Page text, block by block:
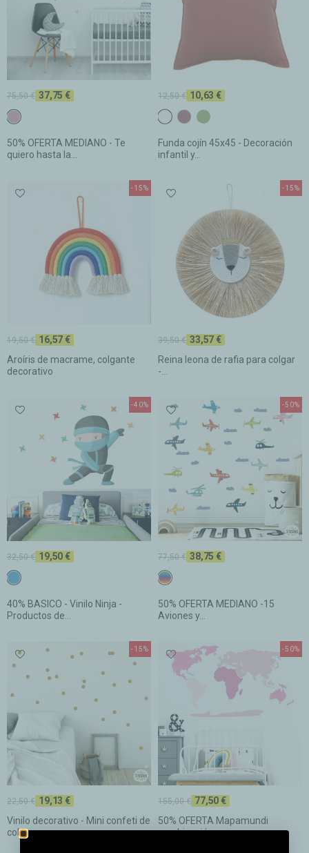
50% OFERTA MEDIANO - Te
quiero hasta la...
75,50 € 37,75 €
c6 Rosa gris
Funda cojín 45x45 - Decoración
infantil y...
12,50 € 10,63 €
c2 BlancoC26 Teja oscuro
C31 ACEITUNA
Aroíris de macrame, colgante
decorativo
19,50 € 16,57 €
-15%
Reina leona de rafia para colgar
-...
39,50 € 33,57 €
-15%
40% BASICO - Vinilo Ninja -
Productos de...
32,50 € 19,50 €
c17 Azul fuerte
-40%
50% OFERTA MEDIANO -15
Aviones y...
77,50 € 38,75 €
De colores
-50%
Vinilo decorativo - Mini confeti de
color...
22,50 € 19,13 €
-15%
50% OFERTA Mapamundi
combinación rosa -...
155,00 € 77,50 €
-50%